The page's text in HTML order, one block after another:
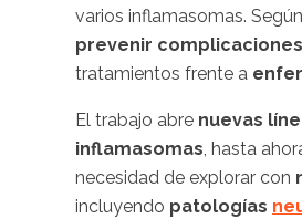
varios inflamasomas.
prevenir
tratamientos frente a
El trabajo abre nuevas
inflamasomas, hasta
necesidad de explorar con
incluyendo patologías